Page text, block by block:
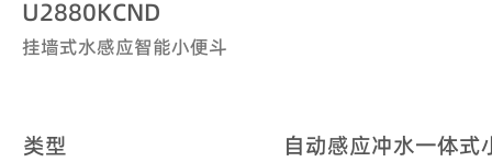
U2880KCND
挂墙式水感应智能小便斗
类型
自动感应冲水一体式